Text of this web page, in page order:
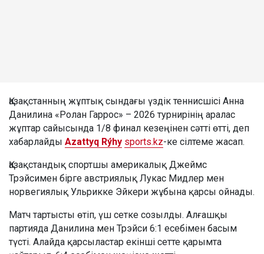
Қазақстанның жұптық сындағы үздік теннисшісі Анна
Данилина «Ролан Гаррос» – 2026 турнирінің аралас
жұптар сайысында 1/8 финал кезеңінен сәтті өтті, деп
хабарлайды Azattyq Rýhy sports.kz-ке сілтеме жасап.
Қазақстандық спортшы америкалық Джеймс
Трэйсимен бірге австриялық Лукас Мидлер мен
норвегиялық Ульрикке Эйкери жұбына қарсы ойнады.
Матч тартысты өтіп, үш сетке созылды. Алғашқы
партияда Данилина мен Трэйси 6:1 есебімен басым
түсті. Алайда қарсыластар екінші сетте қарымта